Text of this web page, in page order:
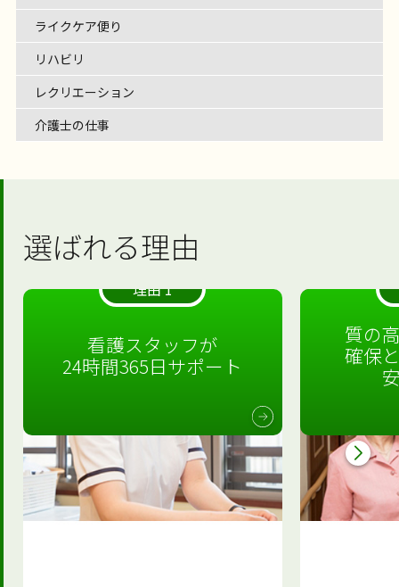
ライクケア便り
リハビリ
レクリエーション
介護士の仕事
選ばれる理由
理由 1
看護スタッフが
24時間365日サポート
質の
確保